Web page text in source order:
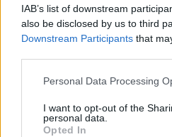
IAB’s list of downstream
also be disclosed by us to third
Downstream Participants that
Please note that this website/
not limited to your visit or usage
grant or deny consent to Google
Personal Data Processing
I want to opt-out of the
personal data.
Opted In
és a körökre osztott
esetében jutottam erre a
ugyanabba az istállóba
eszembe - előbbit az azóta
Media adta ki, utóbbit a
(amely korábban azáltalam
S.W.I.N.E. HD Remastert